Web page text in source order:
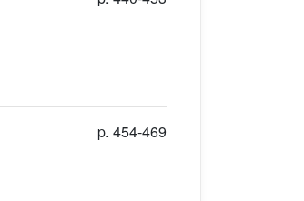
p. 454-469